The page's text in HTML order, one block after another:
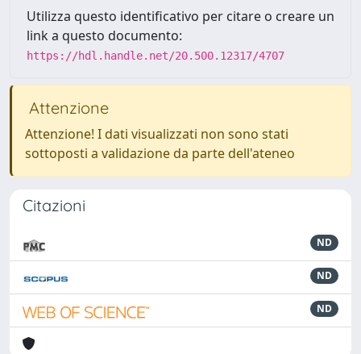
Utilizza questo identificativo per citare o creare un
link a questo documento:
https://hdl.handle.net/20.500.12317/4707
Attenzione
Attenzione! I dati visualizzati non sono stati
sottoposti a validazione da parte dell'ateneo
Citazioni
ND
ND
ND